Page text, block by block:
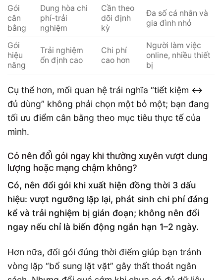
Gói
cân
bằng
Dung hòa chi
phí-trải
nghiệm
Cần theo
dõi định
kỳ
Đa số cá nhân và
gia đình nhỏ
Gói
hiệu
năng
Trải nghiệm
ổn định cao
Chi phí
cao hơn
Người làm việc
online, nhiều thiết
bị
Cụ thể hơn, mối quan hệ trái nghĩa “tiết kiệm ↔
đủ dùng” không phải chọn một bỏ một; bạn đang
tối ưu điểm cân bằng theo mục tiêu thực tế của
mình.
Có nên đổi gói ngay khi thường xuyên vượt dung
lượng hoặc mạng chậm không?
Có, nên đổi gói khi xuất hiện đồng thời 3 dấu
hiệu: vượt ngưỡng lặp lại, phát sinh chi phí đáng
kể và trải nghiệm bị gián đoạn; không nên đổi
ngay nếu chỉ là biến động ngắn hạn 1–2 ngày.
Hơn nữa, đổi gói đúng thời điểm giúp bạn tránh
vòng lặp “bổ sung lặt vặt” gây thất thoát ngân